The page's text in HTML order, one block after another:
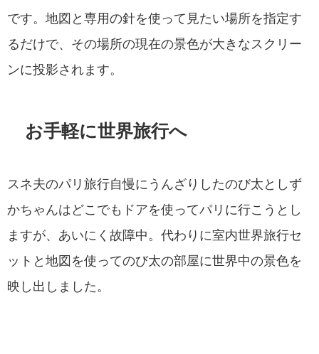
です。地図と専用の針を使って見たい場所を指定す
るだけで、その場所の現在の景色が大きなスクリー
ンに投影されます。
お手軽に世界旅行へ
スネ夫のパリ旅行自慢にうんざりしたのび太としず
かちゃんはどこでもドアを使ってパリに行こうとし
ますが、あいにく故障中。代わりに室内世界旅行セ
ットと地図を使ってのび太の部屋に世界中の景色を
映し出しました。